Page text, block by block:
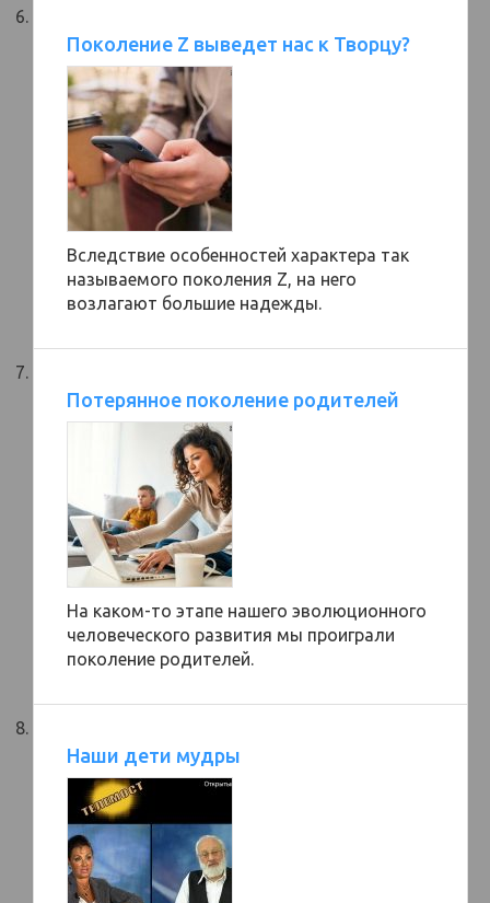
Поколение Z выведет нас к Творцу?
Вследствие особенностей характера так
называемого поколения Z, на него
возлагают большие надежды.
Потерянное поколение родителей
На каком-то этапе нашего эволюционного
человеческого развития мы проиграли
поколение родителей.
Наши дети мудры